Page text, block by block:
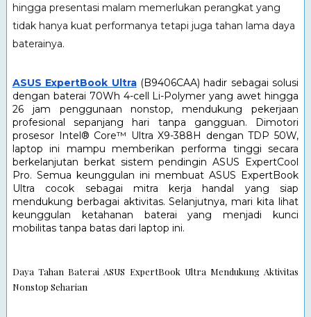
hingga presentasi malam memerlukan perangkat yang
tidak hanya kuat performanya tetapi juga tahan lama daya
baterainya.
ASUS ExpertBook Ultra (B9406CAA) hadir sebagai solusi
dengan baterai 70Wh 4-cell Li-Polymer yang awet hingga
26 jam penggunaan nonstop, mendukung pekerjaan
profesional sepanjang hari tanpa gangguan. Dimotori
prosesor Intel® Core™ Ultra X9-388H dengan TDP 50W,
laptop ini mampu memberikan performa tinggi secara
berkelanjutan berkat sistem pendingin ASUS ExpertCool
Pro. Semua keunggulan ini membuat ASUS ExpertBook
Ultra cocok sebagai mitra kerja handal yang siap
mendukung berbagai aktivitas. Selanjutnya, mari kita lihat
keunggulan ketahanan baterai yang menjadi kunci
mobilitas tanpa batas dari laptop ini.
Daya Tahan Baterai ASUS ExpertBook Ultra Mendukung Aktivitas
Nonstop Seharian